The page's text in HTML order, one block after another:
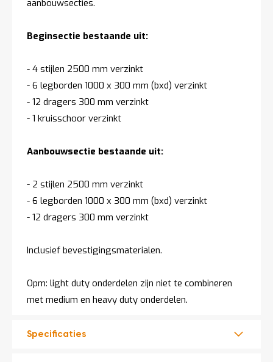
aanbouwsecties.
Beginsectie bestaande uit:
- 4 stijlen 2500 mm verzinkt
- 6 legborden 1000 x 300 mm (bxd) verzinkt
- 12 dragers 300 mm verzinkt
- 1 kruisschoor verzinkt
Aanbouwsectie bestaande uit:
- 2 stijlen 2500 mm verzinkt
- 6 legborden 1000 x 300 mm (bxd) verzinkt
- 12 dragers 300 mm verzinkt
Inclusief bevestigingsmaterialen.
Opm: light duty onderdelen zijn niet te combineren
met medium en heavy duty onderdelen.
Specificaties